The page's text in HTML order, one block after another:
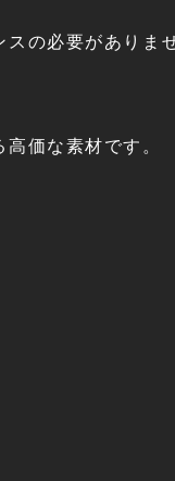
の必要がありま
価な素材です。